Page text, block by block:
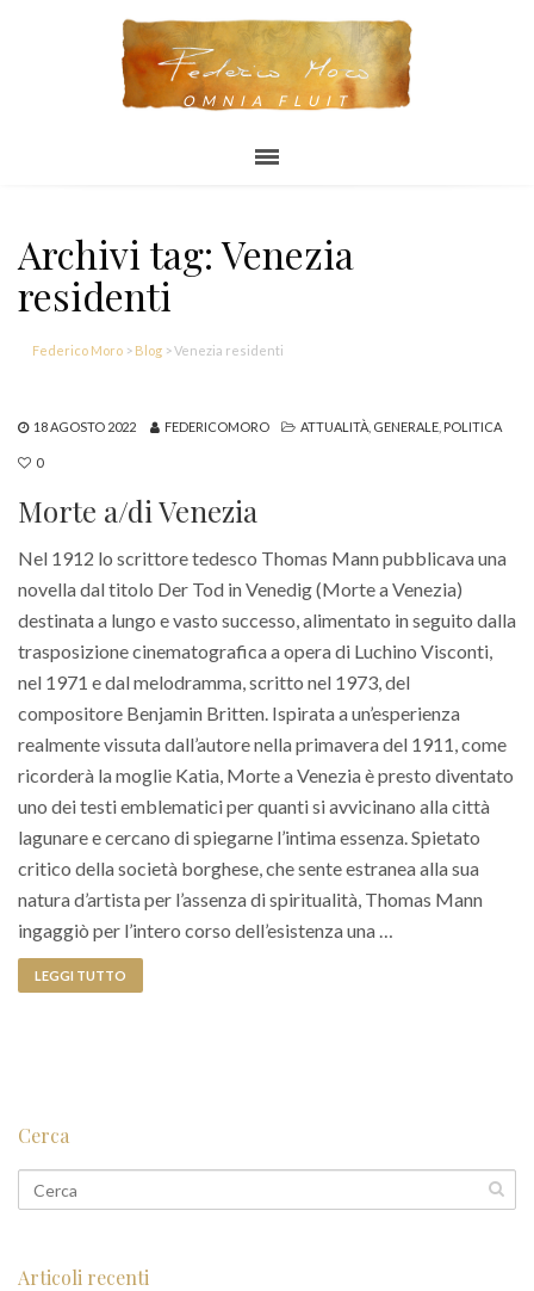
OMNIA FLUIT
Archivi tag: Venezia
residenti
Federico Moro > Blog >Venezia residenti
18 AGOSTO 2022 FEDERICOMORO ATTUALITÀ GENERALE POLITICA
0
Morte a/di Venezia
Nel 1912 lo scrittore tedesco Thomas Mann pubblicava una
novella dal titolo Der Tod in Venedig (Morte a Venezia)
destinata a lungo e vasto successo, alimentato in seguito dalla
trasposizione cinematografica a opera di Luchino Visconti,
nel 1971 e dal melodramma, scritto nel 1973, del
compositore Benjamin Britten. Ispirata a un’esperienza
realmente vissuta dall’autore nella primavera del 1911, come
ricorderà la moglie Katia, Morte a Venezia è presto diventato
uno dei testi emblematici per quanti si avvicinano alla città
lagunare e cercano di spiegarne l’intima essenza. Spietato
critico della società borghese, che sente estranea alla sua
natura d’artista per l’assenza di spiritualità, Thomas Mann
ingaggiò per l’intero corso dell’esistenza una …
LEGGI TUTTO
Cerca
Articoli recenti